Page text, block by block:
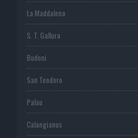
La Maddalena
S. T. Gallura
Budoni
San Teodoro
Palau
Calangianus